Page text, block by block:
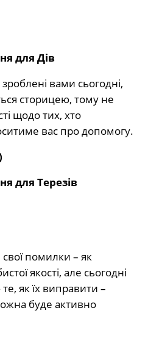
для Дів
вами сьогодні,
сторицею, тому не
щодо тих, хто
вас про допомогу.
для Терезів
помилки – як
якості, але сьогодні
як їх виправити –
буде активно